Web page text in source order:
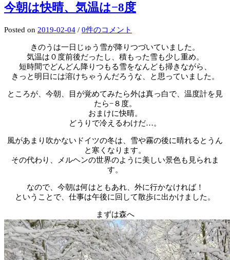
今朝は快晴、気温は−8度
Posted on 2019-02-04 / 0件のコメント
きのうは一日じゅう雪が降りつづいていました。
気温は０度前後だったし、積もった雪も少し重め。
短時間でどんどん降りつもる雪をなんども掃きながら、
きっと明日には溶けちゃうんだろうな、と思っていました。
ところが、今朝、目が覚めてみたら外は真っ白で、温度計を見
たら−８度。
おまけに快晴。
どうりで冷えるわけだ…。
風があまり吹かないドイツの冬は、雪や霧の後に晴れるとうん
と寒くなります。
その代わり、メルヘンの世界のように美しい景色も見られま
す。
なので、今朝は何はともあれ、外に行かなければ！
ということで、仕事は午後に回して散歩に出かけました。
まずは森へ